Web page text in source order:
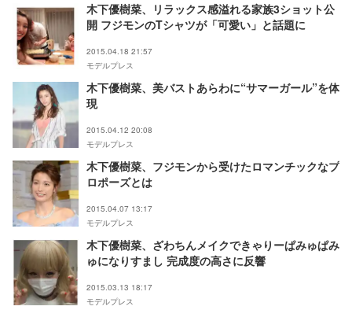
木下優樹菜、リラックス感溢れる家族3ショット公
開 フジモンのTシャツが「可愛い」と話題に
2015.04.18 21:57
モデルプレス
木下優樹菜、美バストあらわに“サマーガール”を体
現
2015.04.12 20:08
モデルプレス
木下優樹菜、フジモンから受けたロマンチックなプ
ロポーズとは
2015.04.07 13:17
モデルプレス
木下優樹菜、ざわちんメイクできゃりーぱみゅぱみ
ゅになりすまし 完成度の高さに反響
2015.03.13 18:17
モデルプレス